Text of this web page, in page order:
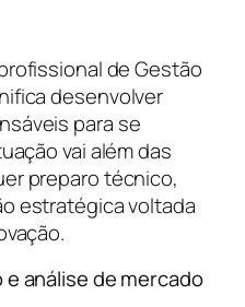
de Gestão
desenvolver
para se
vai além das
preparo técnico,
estratégica voltada
análise de mercado